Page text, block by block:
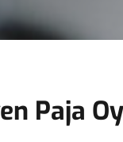
Paja Oy